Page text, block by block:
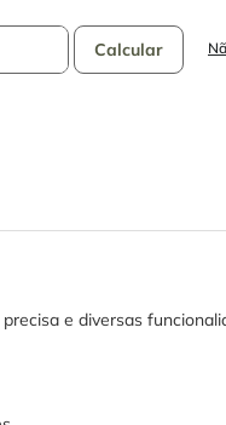
e diversas